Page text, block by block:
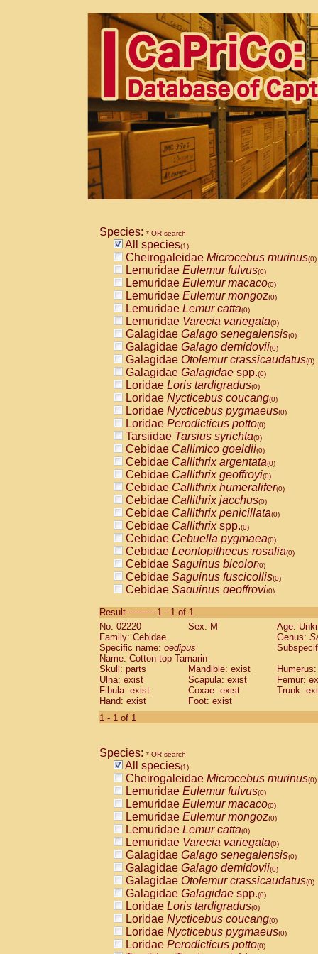
Species: * OR search
All species(1)
Cheirogaleidae Microcebus murinus(0)
Lemuridae Eulemur fulvus(0)
Lemuridae Eulemur macaco(0)
Lemuridae Eulemur mongoz(0)
Lemuridae Lemur catta(0)
Lemuridae Varecia variegata(0)
Galagidae Galago senegalensis(0)
Galagidae Galago demidovii(0)
Galagidae Otolemur crassicaudatus(0)
Galagidae Galagidae spp.(0)
Loridae Loris tardigradus(0)
Loridae Nycticebus coucang(0)
Loridae Nycticebus pygmaeus(0)
Loridae Perodicticus potto(0)
Tarsiidae Tarsius syrichta(0)
Cebidae Callimico goeldii(0)
Cebidae Callithrix argentata(0)
Cebidae Callithrix geoffroyi(0)
Cebidae Callithrix humeralifer(0)
Cebidae Callithrix jacchus(0)
Cebidae Callithrix penicillata(0)
Cebidae Callithrixspp.(0)
Cebidae Cebuella pygmaea(0)
Cebidae Leontopithecus rosalia(0)
Cebidae Saguinus bicolor(0)
Cebidae Saguinus fuscicollis(0)
Cebidae Saguinus geoffroyi(0)
CebidaeSaguinus labiatus(0)
Cebidae Saguinus leucopus (0)
Cebidae
CebidaeSaguinus mystax
Cebidae Saguinus nigricollis (0)
Cebidae Saguinus oedipus
Cebidae Saguinus weddelli
Cebidae Saguinusspp.
Cebidae
CebidaeCebus capucinus
CebidaeCebus nigrivittatus
CebidaeCebus spp.(0)
CebidaeSaimiri boliviensis(0)
CebidaeSaimiri sciureus(0)
AtelidaeAlouatta caraya(0)
AtelidaeAlouatta fusca(0)
AtelidaeAlouatta seniculus(0)
AtelidaeAlouattaspp.(0)
AtelidaeAteles belzebuth(0)
AtelidaeAteles geoffroyi(0)
AtelidaeAteles paniscus(0)
AtelidaeAtelesspp.(0)
AtelidaeLagothrix lagothricha(0)
AtelidaeLagothrix lagothricha cana
PitheciidaeCacajao calvus
Result-----------1 - 1 of 1
No: 02220
Sex: M
Age:
Family: Cebidae
Genus:
Specific name: oedipus
Name: Cotton-top Tamarin
Skull: parts
Mandible: exist
Ulna: exist
Scapula: exist
Femur:
Fibula: exist
Coxae: exist
Trunk:
Hand: exist
Foot: exist
1 - 1 of 1
Species: * OR search
All species(1)
Cheirogaleidae Microcebus murinus(0)
Lemuridae Eulemur fulvus(0)
Lemuridae Eulemur macaco(0)
Lemuridae Eulemur mongoz(0)
Lemuridae Lemur catta(0)
Lemuridae Varecia variegata(0)
Galagidae Galago senegalensis(0)
Galagidae Galago demidovii(0)
Galagidae Otolemur crassicaudatus(0)
Galagidae Galagidae spp.(0)
Loridae Loris tardigradus(0)
Loridae Nycticebus coucang(0)
Loridae Nycticebus pygmaeus(0)
Loridae Perodicticus potto(0)